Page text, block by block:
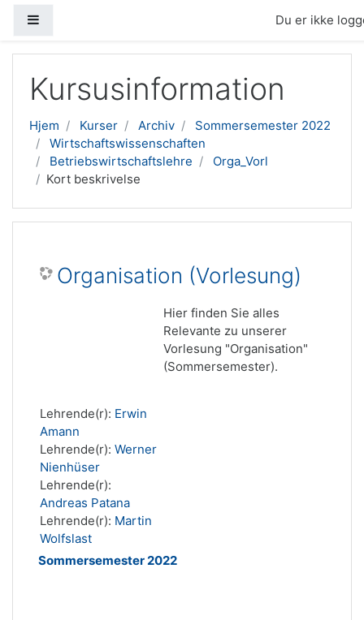
Du er ikke
Kursusinformation
Hjem Kurser Archiv
Sommersemester 2022
Wirtschaftswissenschaften
Betriebswirtschaftslehre
Orga_Vorl
Kort beskrivelse
Organisation (Vorlesung)
Hier finden Sie alles
Relevante zu unserer
Vorlesung "Organisation"
(Sommersemester).
Lehrende(r): Erwin
Amann
Lehrende(r): Werner
Nienhüser
Lehrende(r):
Andreas Patana
Lehrende(r): Martin
Wolfslast
Sommersemester 2022